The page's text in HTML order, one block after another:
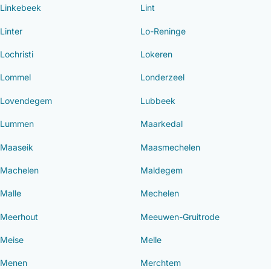
Linkebeek Lint
Linter Lo-Reninge
Lochristi Lokeren
Lommel Londerzeel
Lovendegem Lubbeek
Lummen Maarkedal
Maaseik Maasmechelen
Machelen Maldegem
Malle Mechelen
Meerhout Meeuwen-Gruitrode
Meise Melle
Menen Merchtem